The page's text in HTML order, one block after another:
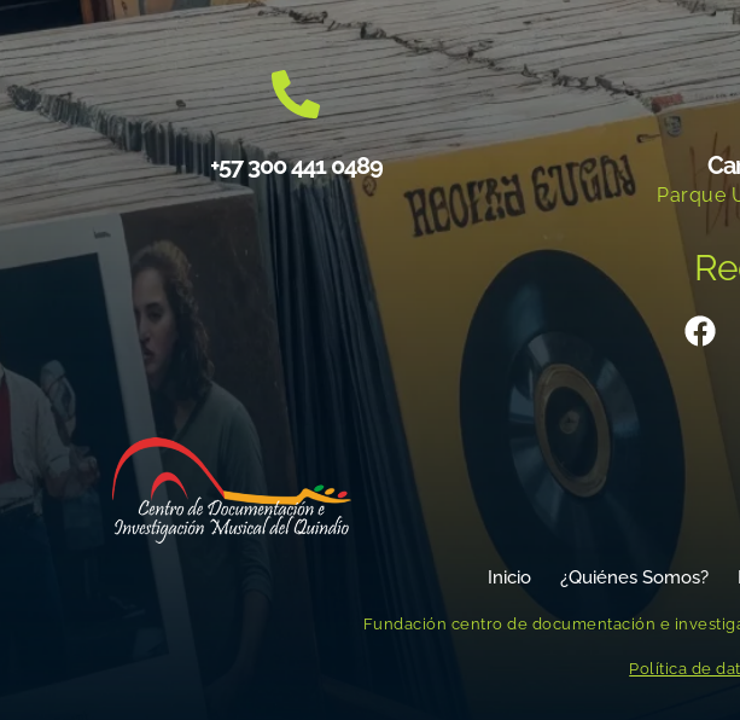
+57 300 441 0489
Parque
Inicio ¿Quiénes Somos?
Fundación centro de documentación e
Política de